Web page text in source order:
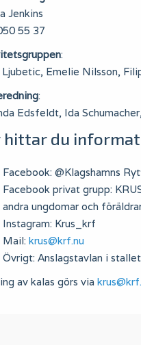
Jenkins
55 37
:
Ljubetic, Emelie Nilsson,
:
Edsfeldt, Ida
hittar du
Facebook: @Klagshamns
Facebook privat grupp:
andra ungdomar och
Instagram: Krus_krf
Mail: krus@krf.nu
Övrigt: Anslagstavlan i stallet
av kalas görs via